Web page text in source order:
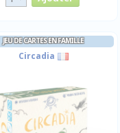
JEU DE CARTES EN FAMILLE
Circadia